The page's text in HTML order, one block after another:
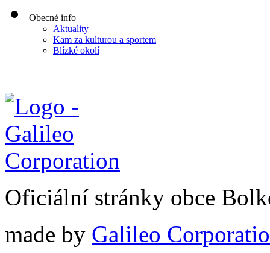
Obecné info
Aktuality
Kam za kulturou a sportem
Blízké okolí
Oficiální stránky obce
made by Galileo